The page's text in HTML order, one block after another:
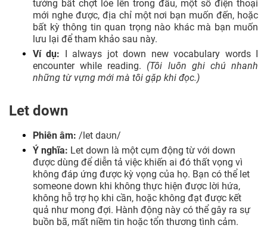
tưởng bất chợt lóe lên trong đầu, một số điện thoại
mới nghe được, địa chỉ một nơi bạn muốn đến, hoặc
bất kỳ thông tin quan trọng nào khác mà bạn muốn
lưu lại để tham khảo sau này.
Ví dụ: I always jot down new vocabulary words I
encounter while reading. (Tôi luôn ghi chú nhanh
những từ vựng mới mà tôi gặp khi đọc.)
Let down
Phiên âm: /let daʊn/
Ý nghĩa: Let down là một cụm động từ với down
được dùng để diễn tả việc khiến ai đó thất vọng vì
không đáp ứng được kỳ vọng của họ. Bạn có thể let
someone down khi không thực hiện được lời hứa,
không hỗ trợ họ khi cần, hoặc không đạt được kết
quả như mong đợi. Hành động này có thể gây ra sự
buồn bã, mất niềm tin hoặc tổn thương tình cảm.